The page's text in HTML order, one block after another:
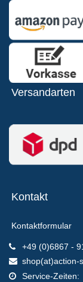
Versandarten
Kontakt
Kontaktformular
+49 (0)6867 -
shop(at)action-
Service-Zeiten: